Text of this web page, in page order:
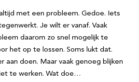
met een probleem. Gedoe. Iets
Je wilt er vanaf. Vaak
daarom zo snel mogelijk te
het op te lossen. Soms lukt dat.
aan doen. Maar vaak genoeg blijken
te werken. Wat doe…